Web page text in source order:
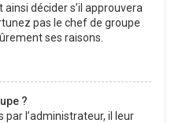
décider s’il approuvera
pas le chef de groupe
ses raisons.
?
par l’administrateur, il leur